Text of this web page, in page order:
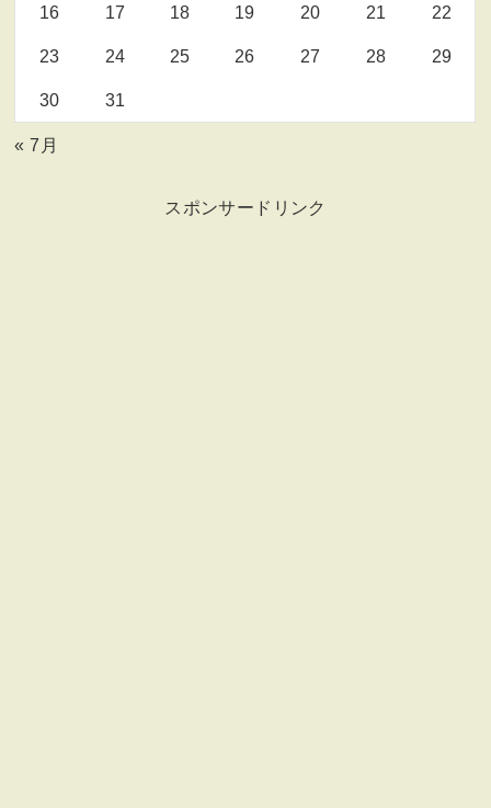
16 17 18 19 20 21 22
23 24 25 26 27 28 29
30 31
« 7月
スポンサードリンク